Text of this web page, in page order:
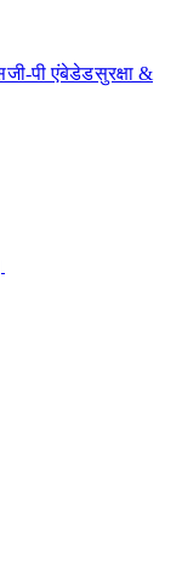
जी-पी एंबेडेड​​सुरक्षा &